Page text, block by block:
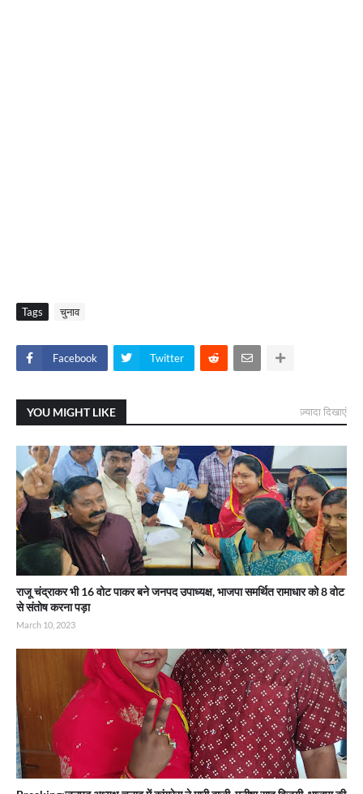
Tags चुनाव
Facebook Twitter
YOU MIGHT LIKE ज़्यादा दिखाएं
राजू चंद्राकर भी 16 वोट पाकर बने जनपद उपाध्यक्ष, भाजपा समर्थित रामाधार को 8 वोट
से संतोष करना पड़ा
March 10, 2023